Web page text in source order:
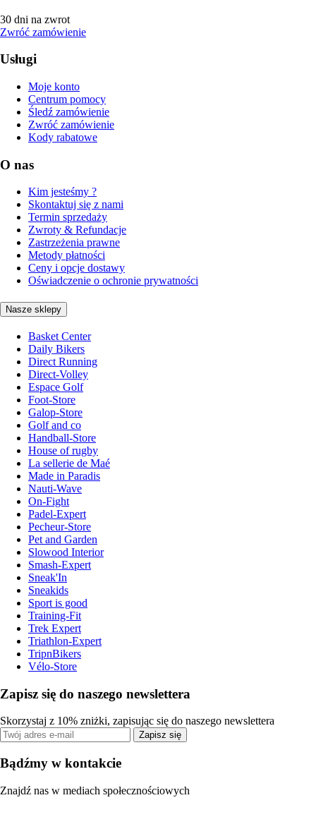
30 dni na zwrot
Zwróć zamówienie
Usługi
Moje konto
Centrum pomocy
Śledź zamówienie
Zwróć zamówienie
Kody rabatowe
O nas
Kim jesteśmy ?
Skontaktuj się z nami
Termin sprzedaży
Zwroty & Refundacje
Zastrzeżenia prawne
Metody płatności
Ceny i opcje dostawy
Oświadczenie o ochronie prywatności
Nasze sklepy
Basket Center
Daily Bikers
Direct Running
Direct-Volley
Espace Golf
Foot-Store
Galop-Store
Golf and co
Handball-Store
House of rugby
La sellerie de Maé
Made in Paradis
Nauti-Wave
On-Fight
Padel-Expert
Pecheur-Store
Pet and Garden
Slowood Interior
Smash-Expert
Sneak'In
Sneakids
Sport is good
Training-Fit
Trek Expert
Triathlon-Expert
TripnBikers
Vélo-Store
Zapisz się do naszego newslettera
Skorzystaj z 10% zniżki, zapisując się do naszego newslettera
Zapisz się
Bądźmy w kontakcie
Znajdź nas w mediach społecznościowych